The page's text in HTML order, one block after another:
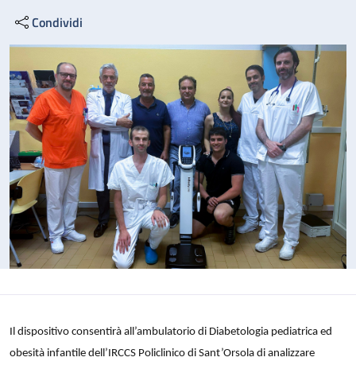
Condividi
Il dispositivo consentirà all’ambulatorio di Diabetologia pediatrica ed
obesità infantile dell’IRCCS Policlinico di Sant’Orsola di analizzare